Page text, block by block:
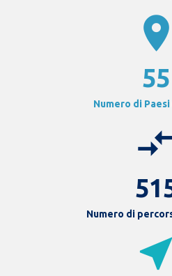
location_on
55
Numero di
Numero di
near_me